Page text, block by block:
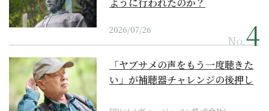
2026/07/26
No.
「ヤブサメの声をもう一度聴きた
い」が補聴器チャレンジの後押し